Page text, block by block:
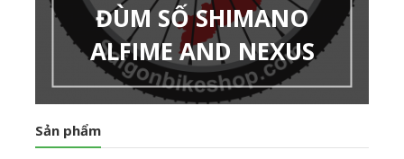
ĐÙM SỐ SHIMANO
ALFIME AND NEXUS
Sản phẩm